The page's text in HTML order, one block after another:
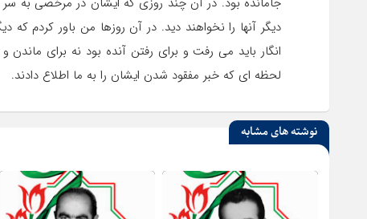
دیگر آنها را نخواهند دید. در آن روزها من باور کردم
انگار باید می رفت و برای رفتن آنده بود نه برای
لحظه ای که خبر مفقود شدن ایشان را به ما اطلاع دادند.
نوشته های مشابه